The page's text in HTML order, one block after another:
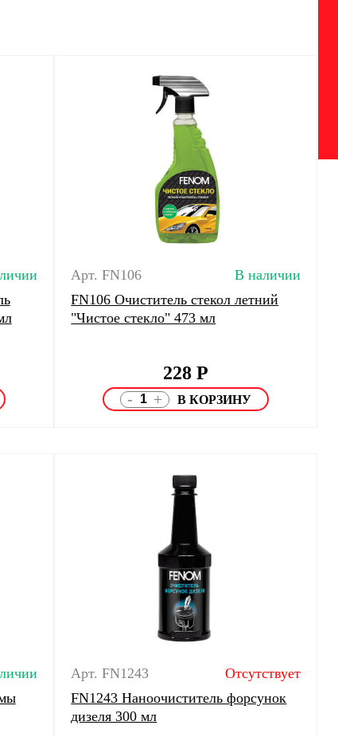
Арт. FN106
В наличии
FN106 Очиститель стекол летний
"Чистое стекло" 473 мл
228Р
- +
Арт. FN1243
Отсутствует
FN1243 Наноочиститель форсунок
дизеля 300 мл